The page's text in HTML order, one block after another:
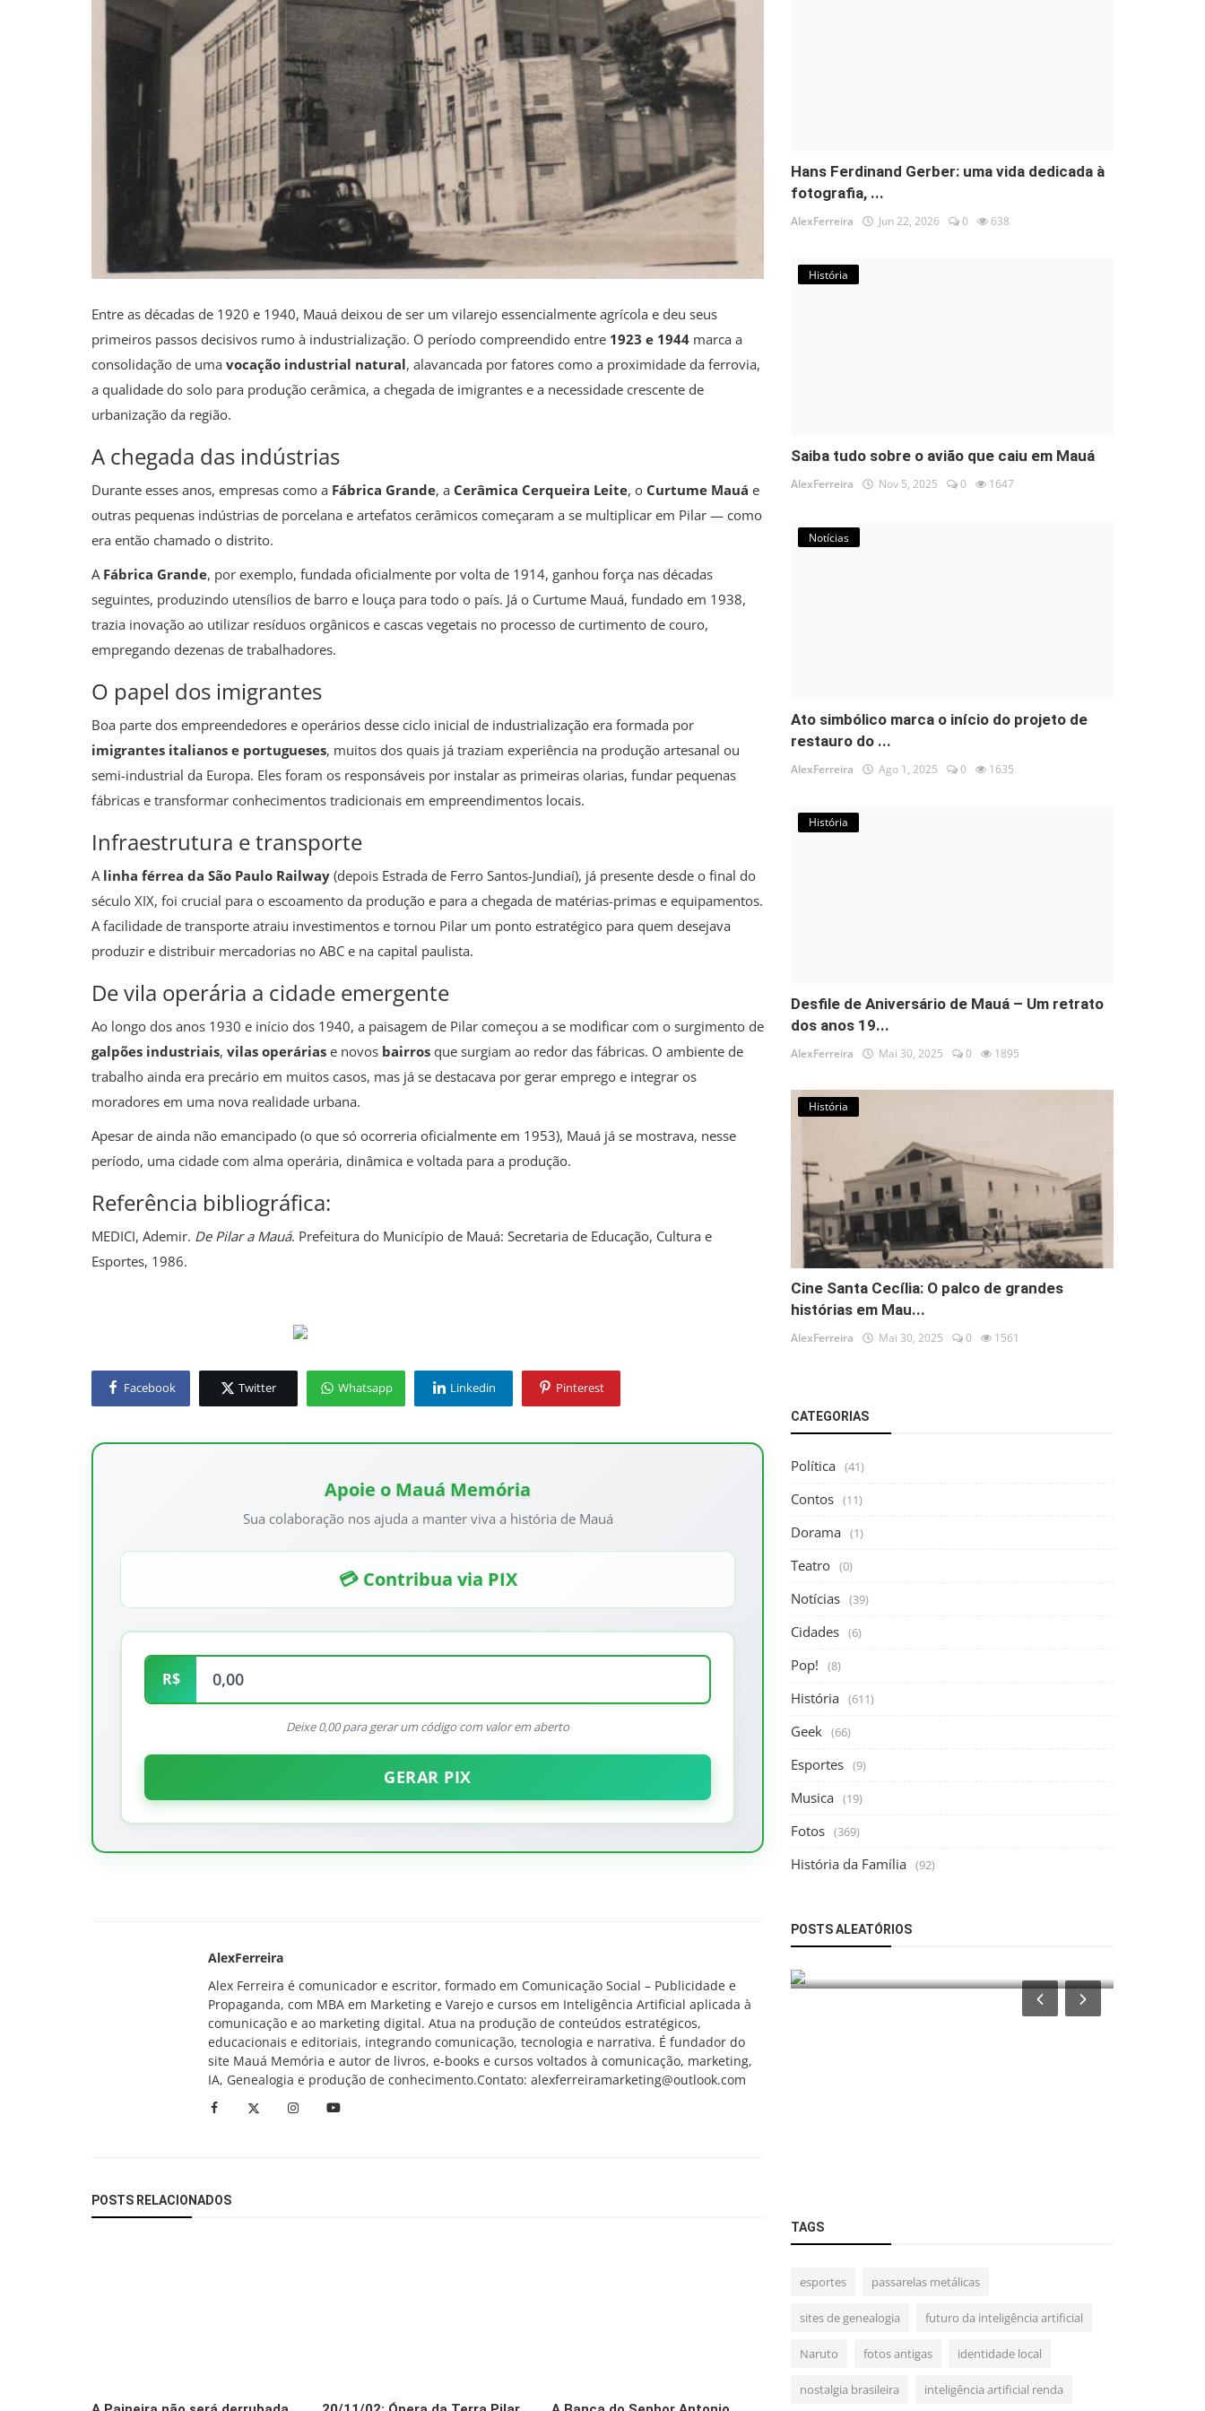
Entre as décadas de 1920 e 1940, Mauá deixou de ser um vilarejo essencialmente agrícola e deu seus
primeiros passos decisivos rumo à industrialização. O período compreendido entre 1923 e 1944 marca a
consolidação de uma vocação industrial natural, alavancada por fatores como a proximidade da ferrovia,
a qualidade do solo para produção cerâmica, a chegada de imigrantes e a necessidade crescente de
urbanização da região.
A chegada das indústrias
Durante esses anos, empresas como a Fábrica Grande, a Cerâmica Cerqueira Leite, o Curtume Mauá e
outras pequenas indústrias de porcelana e artefatos cerâmicos começaram a se multiplicar em Pilar — como
era então chamado o distrito.
A Fábrica Grande, por exemplo, fundada oficialmente por volta de 1914, ganhou força nas décadas
seguintes, produzindo utensílios de barro e louça para todo o país. Já o Curtume Mauá, fundado em 1938,
trazia inovação ao utilizar resíduos orgânicos e cascas vegetais no processo de curtimento de couro,
empregando dezenas de trabalhadores.
O papel dos imigrantes
Boa parte dos empreendedores e operários desse ciclo inicial de industrialização era formada por
imigrantes italianos e portugueses, muitos dos quais já traziam experiência na produção artesanal ou
semi-industrial da Europa. Eles foram os responsáveis por instalar as primeiras olarias, fundar pequenas
fábricas e transformar conhecimentos tradicionais em empreendimentos locais.
Infraestrutura e transporte
A linha férrea da São Paulo Railway (depois Estrada de Ferro Santos-Jundiaí), já presente desde o final do
século XIX, foi crucial para o escoamento da produção e para a chegada de matérias-primas e equipamentos.
A facilidade de transporte atraiu investimentos e tornou Pilar um ponto estratégico para quem desejava
produzir e distribuir mercadorias no ABC e na capital paulista.
De vila operária a cidade emergente
Ao longo dos anos 1930 e início dos 1940, a paisagem de Pilar começou a se modificar com o surgimento de
galpões industriais, vilas operárias e novos bairros que surgiam ao redor das fábricas. O ambiente de
trabalho ainda era precário em muitos casos, mas já se destacava por gerar emprego e integrar os
moradores em uma nova realidade urbana.
Apesar de ainda não emancipado (o que só ocorreria oficialmente em 1953), Mauá já se mostrava, nesse
período, uma cidade com alma operária, dinâmica e voltada para a produção.
Referência bibliográfica:
MEDICI, Ademir. De Pilar a Mauá. Prefeitura do Município de Mauá: Secretaria de Educação, Cultura e
Esportes, 1986.
Facebook Twitter Whatsapp Linkedin Pinterest
Apoie o Mauá Memória
Sua colaboração nos ajuda a manter viva a história de Mauá
💳 Contribua via PIX
R$
Deixe 0,00 para gerar um código com valor em aberto
GERAR PIX
AlexFerreira
Alex Ferreira é comunicador e escritor, formado em Comunicação Social – Publicidade e
Propaganda, com MBA em Marketing e Varejo e cursos em Inteligência Artificial aplicada à
comunicação e ao marketing digital. Atua na produção de conteúdos estratégicos,
educacionais e editoriais, integrando comunicação, tecnologia e narrativa. É fundador do
site Mauá Memória e autor de livros, e-books e cursos voltados à comunicação, marketing,
IA, Genealogia e produção de conhecimento.Contato: alexferreiramarketing@outlook.com
POSTS RELACIONADOS
Hans Ferdinand Gerber: uma vida dedicada à
fotografia, ...
AlexFerreira Jun 22, 2026 0 638
História
Saiba tudo sobre o avião que caiu em Mauá
AlexFerreira Nov 5, 2025 0 1647
Notícias
Ato simbólico marca o início do projeto de
restauro do ...
AlexFerreira Ago 1, 2025 0 1635
História
Desfile de Aniversário de Mauá – Um retrato
dos anos 19...
AlexFerreira Mai 30, 2025 0 1895
História
Cine Santa Cecília: O palco de grandes
histórias em Mau...
AlexFerreira Mai 30, 2025 0 1561
CATEGORIAS
Política (41)
Contos (11)
Dorama (1)
Teatro (0)
Notícias (39)
Cidades (6)
Pop! (8)
História (611)
Geek (66)
Esportes (9)
Musica (19)
Fotos (369)
História da Família (92)
POSTS ALEATÓRIOS
1930: Compromisso e Dedicação
Fotos
TAGS
esportes passarelas metálicas
sites de genealogia futuro da inteligência artificial
Naruto fotos antigas identidade local
nostalgia brasileira inteligência artificial renda